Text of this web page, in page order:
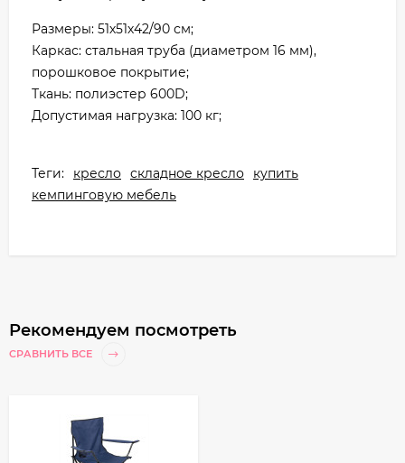
Размеры: 51х51х42/90 см;
Каркас: стальная труба (диаметром 16 мм),
порошковое покрытие;
Ткань: полиэстер 600D;
Допустимая нагрузка: 100 кг;
Теги: кресло складное кресло
купить
кемпинговую мебель
Рекомендуем посмотреть
СРАВНИТЬ ВСЕ